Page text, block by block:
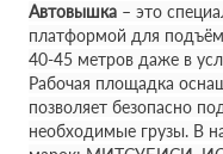
Автовышка – это
платформой для
40-45 метров даже в
Рабочая площадка
позволяет безопасно
необходимые грузы. В